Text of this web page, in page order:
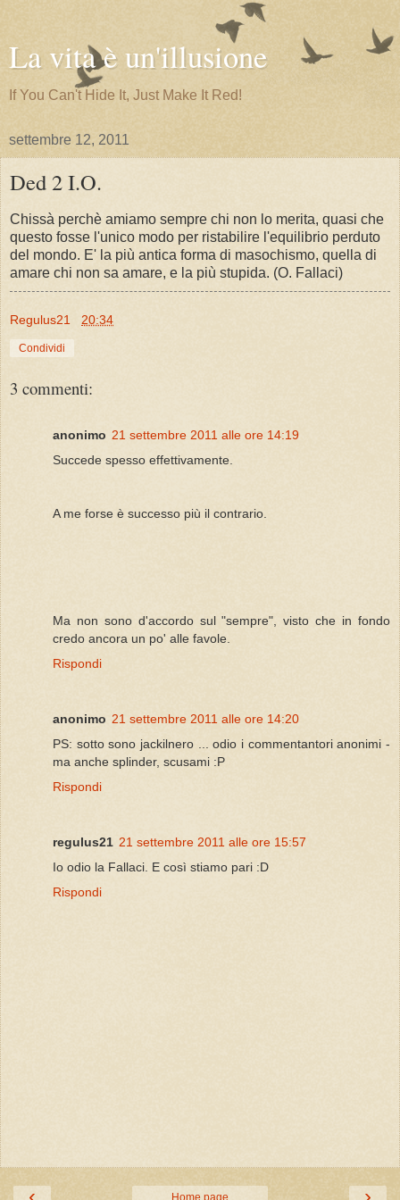
La vita è un'illusione
If You Can't Hide It, Just Make It Red!
settembre 12, 2011
Ded 2 I.O.
Chissà perchè amiamo sempre chi non lo merita, quasi che
questo fosse l'unico modo per ristabilire l'equilibrio perduto
del mondo. E' la più antica forma di masochismo, quella di
amare chi non sa amare, e la più stupida. (O. Fallaci)
Regulus21 20:34
Condividi
3 commenti:
anonimo 21 settembre 2011 alle ore 14:19
Succede spesso effettivamente.
A me forse è successo più il contrario.
Ma non sono d'accordo sul "sempre", visto che in fondo
credo ancora un po' alle favole.
Rispondi
anonimo 21 settembre 2011 alle ore 14:20
PS: sotto sono jackilnero ... odio i commentantori anonimi -
ma anche splinder, scusami :P
Rispondi
regulus21 21 settembre 2011 alle ore 15:57
Io odio la Fallaci. E così stiamo pari :D
Rispondi
Home page